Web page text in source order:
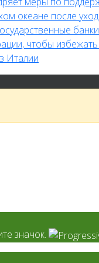
океане после
чтобы
Италии
значок.